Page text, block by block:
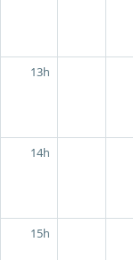
13h
14h
15h